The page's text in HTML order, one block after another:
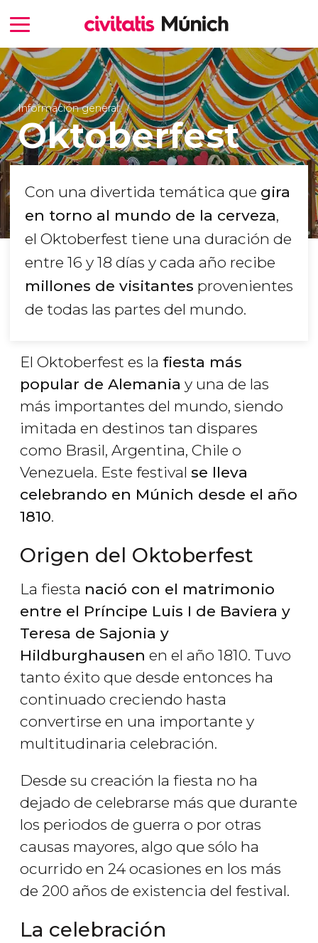
Información general
Oktoberfest
Con una divertida temática que gira
en torno al mundo de la cerveza,
el Oktoberfest tiene una duración de
entre 16 y 18 días y cada año recibe
millones de visitantes provenientes
de todas las partes del mundo.
El Oktoberfest es la fiesta más
popular de Alemania y una de las
más importantes del mundo, siendo
imitada en destinos tan dispares
como Brasil, Argentina, Chile o
Venezuela. Este festival se lleva
celebrando en Múnich desde el año
1810.
Origen del Oktoberfest
La fiesta nació con el matrimonio
entre el Príncipe Luis I de Baviera y
Teresa de Sajonia y
Hildburghausen en el año 1810. Tuvo
tanto éxito que desde entonces ha
continuado creciendo hasta
convertirse en una importante y
multitudinaria celebración.
Desde su creación la fiesta no ha
dejado de celebrarse más que durante
los periodos de guerra o por otras
causas mayores, algo que sólo ha
ocurrido en 24 ocasiones en los más
de 200 años de existencia del festival.
La celebración